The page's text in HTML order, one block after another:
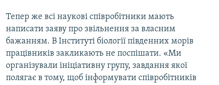
Тепер же всі наукові співробітники мають
написати заяву про звільнення за власним
бажанням. В Інституті біології південних морів
працівників закликають не поспішати. «Ми
організували ініціативну групу, завдання якої
полягає в тому, щоб інформувати співробітників